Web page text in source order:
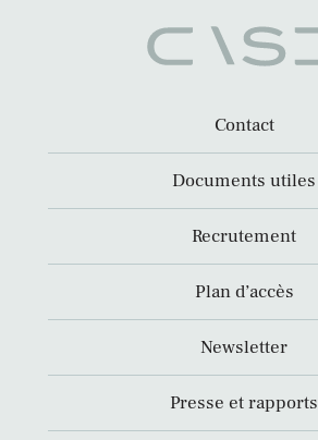
Contact
Documents utiles
Recrutement
Plan d’accès
Newsletter
Presse et rapports